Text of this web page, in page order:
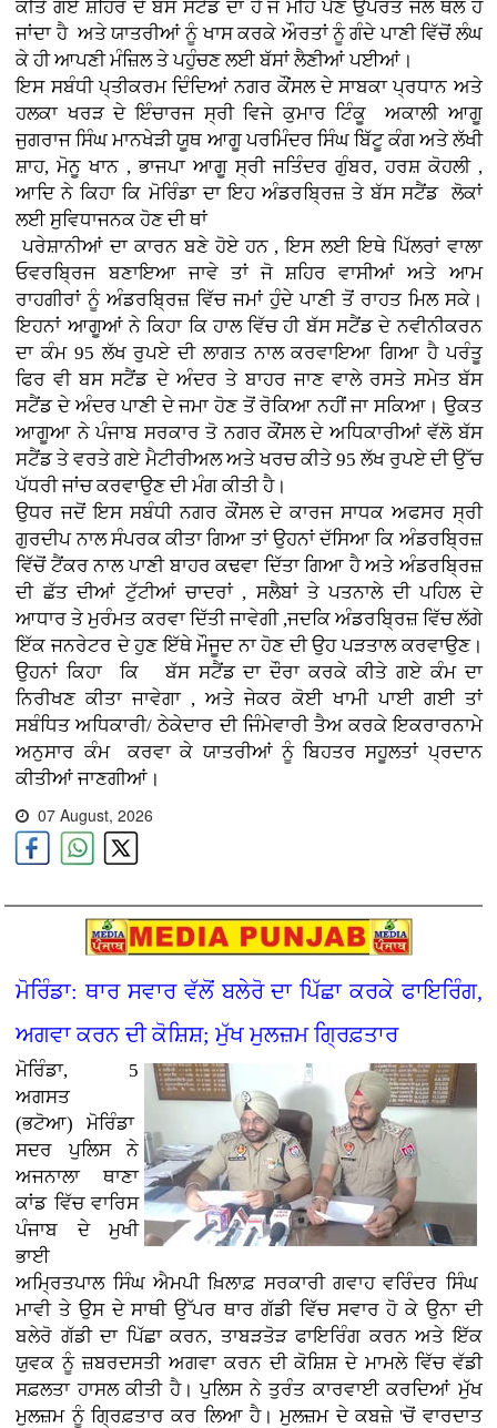
ਕੀਤੇ ਗਏ ਸ਼ਹਿਰ ਦੇ ਬੱਸ ਸਟੈਂਡ ਦਾ ਹੈ ਜੋ ਮੀਹ ਪੈਣ ਉਪਰੰਤ ਜਲ ਥਲ ਹੋ
ਜਾਂਦਾ ਹੈ ਅਤੇ ਯਾਤਰੀਆਂ ਨੂੰ ਖਾਸ ਕਰਕੇ ਔਰਤਾਂ ਨੂੰ ਗੰਦੇ ਪਾਣੀ ਵਿੱਚੋਂ ਲੰਘ
ਕੇ ਹੀ ਆਪਣੀ ਮੰਜ਼ਿਲ ਤੇ ਪਹੁੰਚਣ ਲਈ ਬੱਸਾਂ ਲੈਣੀਆਂ ਪਈਆਂ।
ਇਸ ਸਬੰਧੀ ਪ੍ਤੀਕਰਮ ਦਿੰਦਿਆਂ ਨਗਰ ਕੌਂਸਲ ਦੇ ਸਾਬਕਾ ਪ੍ਰਧਾਨ ਅਤੇ
ਹਲਕਾ ਖਰੜ ਦੇ ਇੰਚਾਰਜ ਸ੍ਰੀ ਵਿਜੇ ਕੁਮਾਰ ਟਿੰਕੂ ਅਕਾਲੀ ਆਗੂ
ਜੁਗਰਾਜ ਸਿੰਘ ਮਾਨਖੇੜੀ ਯੂਥ ਆਗੂ ਪਰਮਿੰਦਰ ਸਿੰਘ ਬਿੱਟੂ ਕੰਗ ਅਤੇ ਲੱਖੀ
ਸ਼ਾਹ, ਮੋਨੂ ਖਾਨ , ਭਾਜਪਾ ਆਗੂ ਸ੍ਰੀ ਜਤਿੰਦਰ ਗੁੰਬਰ, ਹਰਸ਼ ਕੋਹਲੀ ,
ਆਦਿ ਨੇ ਕਿਹਾ ਕਿ ਮੋਰਿੰਡਾ ਦਾ ਇਹ ਅੰਡਰਬ੍ਰਿਜ਼ ਤੇ ਬੱਸ ਸਟੈਂਡ ਲੋਕਾਂ
ਲਈ ਸੁਵਿਧਾਜਨਕ ਹੋਣ ਦੀ ਥਾਂ
ਪਰੇਸ਼ਾਨੀਆਂ ਦਾ ਕਾਰਨ ਬਣੇ ਹੋਏ ਹਨ , ਇਸ ਲਈ ਇਥੇ ਪਿੱਲਰਾਂ ਵਾਲਾ
ਓਵਰਬ੍ਰਿਜ ਬਣਾਇਆ ਜਾਵੇ ਤਾਂ ਜੋ ਸ਼ਹਿਰ ਵਾਸੀਆਂ ਅਤੇ ਆਮ
ਰਾਹਗੀਰਾਂ ਨੂੰ ਅੰਡਰਬ੍ਰਿਜ਼ ਵਿੱਚ ਜਮਾਂ ਹੁੰਦੇ ਪਾਣੀ ਤੋਂ ਰਾਹਤ ਮਿਲ ਸਕੇ।
ਇਹਨਾਂ ਆਗੂਆਂ ਨੇ ਕਿਹਾ ਕਿ ਹਾਲ ਵਿੱਚ ਹੀ ਬੱਸ ਸਟੈਂਡ ਦੇ ਨਵੀਨੀਕਰਨ
ਦਾ ਕੰਮ 95 ਲੱਖ ਰੁਪਏ ਦੀ ਲਾਗਤ ਨਾਲ ਕਰਵਾਇਆ ਗਿਆ ਹੈ ਪਰੰਤੂ
ਫਿਰ ਵੀ ਬਸ ਸਟੈਂਡ ਦੇ ਅੰਦਰ ਤੇ ਬਾਹਰ ਜਾਣ ਵਾਲੇ ਰਸਤੇ ਸਮੇਤ ਬੱਸ
ਸਟੈਂਡ ਦੇ ਅੰਦਰ ਪਾਣੀ ਦੇ ਜਮਾ ਹੋਣ ਤੋਂ ਰੋਕਿਆ ਨਹੀਂ ਜਾ ਸਕਿਆ। ਉਕਤ
ਆਗੂਆ ਨੇਪੰਜਾਬ ਸਰਕਾਰ ਤੋ ਨਗਰ ਕੌਂਸਲ ਦੇ ਅਧਿਕਾਰੀਆਂ ਵੱਲੋਬੱਸ
ਸਟੈਂਡ ਤੇ ਵਰਤੇ ਗਏ ਮੈਟੀਰੀਅਲ ਅਤੇ ਖਰਚ ਕੀਤੇ 95 ਲੱਖ ਰੁਪਏ ਦੀ ਉੱਚ
ਪੱਧਰੀ ਜਾਂਚ ਕਰਵਾਉਣ ਦੀ ਮੰਗ ਕੀਤੀ ਹੈ।
ਉਧਰ ਜਦੋਂ ਇਸ ਸਬੰਧੀ ਨਗਰ ਕੌਂਸਲ ਦੇ ਕਾਰਜ ਸਾਧਕ ਅਫਸਰ ਸ੍ਰੀ
ਗੁਰਦੀਪ ਨਾਲ ਸੰਪਰਕ ਕੀਤਾ ਗਿਆ ਤਾਂ ਉਹਨਾਂ ਦੱਸਿਆ ਕਿ ਅੰਡਰਬ੍ਰਿਜ਼
ਵਿੱਚੋਂ ਟੈਂਕਰ ਨਾਲਪਾਣੀ ਬਾਹਰ ਕਢਵਾ ਦਿੱਤਾ ਗਿਆ ਹੈ ਅਤੇ ਅੰਡਰਬ੍ਰਿਜ਼
ਦੀ ਛੱਤ ਦੀਆਂ ਟੁੱਟੀਆਂ ਚਾਦਰਾਂ , ਸਲੈਬਾਂ ਤੇ ਪਤਨਾਲੇ ਦੀ ਪਹਿਲ ਦੇ
ਆਧਾਰ ਤੇ ਮੁਰੰਮਤ ਕਰਵਾ ਦਿੱਤੀ ਜਾਵੇਗੀ ,ਜਦਕਿ ਅੰਡਰਬ੍ਰਿਜ਼ ਵਿੱਚ ਲੱਗੇ
ਇੱਕ ਜਨਰੇਟਰ ਦੇ ਹੁਣ ਇੱਥੇ ਮੌਜੂਦ ਨਾ ਹੋਣ ਦੀ ਉਹ ਪੜਤਾਲ ਕਰਵਾਉਣ।
ਉਹਨਾਂ ਕਿਹਾ ਕਿ ਬੱਸ ਸਟੈਂਡ ਦਾ ਦੌਰਾ ਕਰਕੇ ਕੀਤੇ ਗਏ ਕੰਮ ਦਾ
ਨਿਰੀਖਣ ਕੀਤਾ ਜਾਵੇਗਾ , ਅਤੇ ਜੇਕਰ ਕੋਈ ਖਾਮੀ ਪਾਈ ਗਈ ਤਾਂ
ਸਬੰਧਿਤ ਅਧਿਕਾਰੀ/ ਠੇਕੇਦਾਰ ਦੀ ਜਿੰਮੇਵਾਰੀ ਤੈਅ ਕਰਕੇ ਇਕਰਾਰਨਾਮੇ
ਅਨੁਸਾਰ ਕੰਮ
ਕਰਵਾ ਕੇ ਯਾਤਰੀਆਂ ਨੂੰ ਬਿਹਤਰ ਸਹੂਲਤਾਂ ਪ੍ਰਦਾਨ
ਕੀਤੀਆਂ ਜਾਣਗੀਆਂ।
07 August, 2026
ਮੋਰਿੰਡਾ: ਥਾਰ ਸਵਾਰ ਵੱਲੋਂ ਬਲੇਰੋ ਦਾ ਪਿੱਛਾ ਕਰਕੇ ਫਾਇਰਿੰਗ,
ਅਗਵਾ ਕਰਨ ਦੀ ਕੋਸ਼ਿਸ਼; ਮੁੱਖ ਮੁਲਜ਼ਮ ਗ੍ਰਿਫ਼ਤਾਰ
ਮੋਰਿੰਡਾ, 5
ਅਗਸਤ
(ਭਟੋਆ)ਮੋਰਿੰਡਾ
ਸਦਰ ਪੁਲਿਸ ਨੇ
ਅਜਨਾਲਾ ਥਾਣਾ
ਕਾਂਡ ਵਿੱਚ ਵਾਰਿਸ
ਪੰਜਾਬ ਦੇ ਮੁਖੀ
ਭਾਈ
ਅਮ੍ਰਿਤਪਾਲ ਸਿੰਘ ਐਮਪੀ ਖ਼ਿਲਾਫ਼ ਸਰਕਾਰੀ ਗਵਾਹ ਵਰਿੰਦਰ ਸਿੰਘ
ਮਾਵੀ ਤੇ ਉਸ ਦੇ ਸਾਥੀ ਉੱਪਰ ਥਾਰ ਗੱਡੀ ਵਿੱਚ ਸਵਾਰ ਹੋ ਕੇ ਉਨਾ ਦੀ
ਬਲੇਰੋ ਗੱਡੀ ਦਾ ਪਿੱਛਾ ਕਰਨ, ਤਾਬੜਤੋੜ ਫਾਇਰਿੰਗ ਕਰਨ ਅਤੇ ਇੱਕ
ਯੁਵਕ ਨੂੰ ਜ਼ਬਰਦਸਤੀ ਅਗਵਾ ਕਰਨ ਦੀ ਕੋਸ਼ਿਸ਼ ਦੇ ਮਾਮਲੇ ਵਿੱਚ ਵੱਡੀ
ਸਫ਼ਲਤਾ ਹਾਸਲ ਕੀਤੀ ਹੈ। ਪੁਲਿਸ ਨੇ ਤੁਰੰਤ ਕਾਰਵਾਈ ਕਰਦਿਆਂ ਮੁੱਖ
ਮੁਲਜ਼ਮ ਨੂੰ ਗ੍ਰਿਫ਼ਤਾਰ ਕਰ ਲਿਆ ਹੈ। ਮੁਲਜ਼ਮ ਦੇ ਕਬਜ਼ੇ 'ਚੋਂ ਵਾਰਦਾਤ